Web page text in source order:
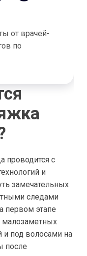
от врачей-
по
проводится с
и
замечательных
следами
первом этапе
и под волосами на
после